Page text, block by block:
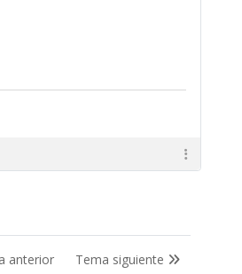
anterior Tema siguiente